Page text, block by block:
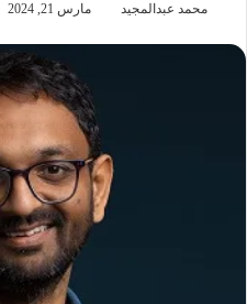
محمد عبدالمجيد مارس 21, 2024